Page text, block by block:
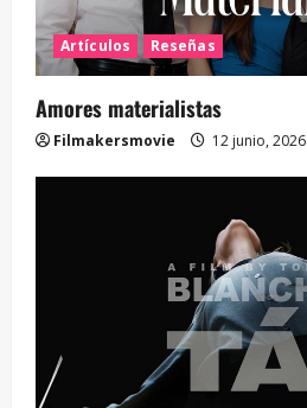
Artículos Reseñas
Amores materialistas
Filmakersmovie 12 junio, 2026